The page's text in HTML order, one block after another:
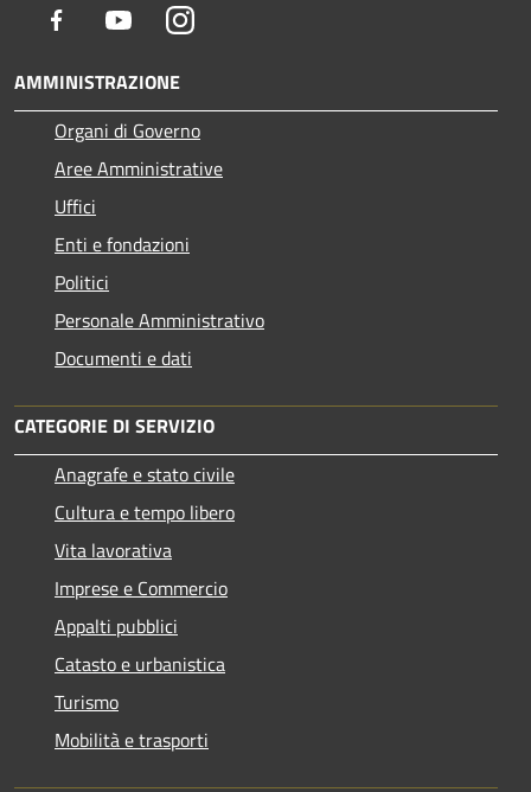
Facebook YoutubeInstagram
AMMINISTRAZIONE
Organi di Governo
Aree Amministrative
Uffici
Enti e fondazioni
Politici
Personale Amministrativo
Documenti e dati
CATEGORIE DI SERVIZIO
Anagrafe e stato civile
Cultura e tempo libero
Vita lavorativa
Imprese e Commercio
Appalti pubblici
Catasto e urbanistica
Turismo
Mobilità e trasporti